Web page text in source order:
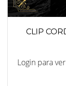
CLIP
Login para